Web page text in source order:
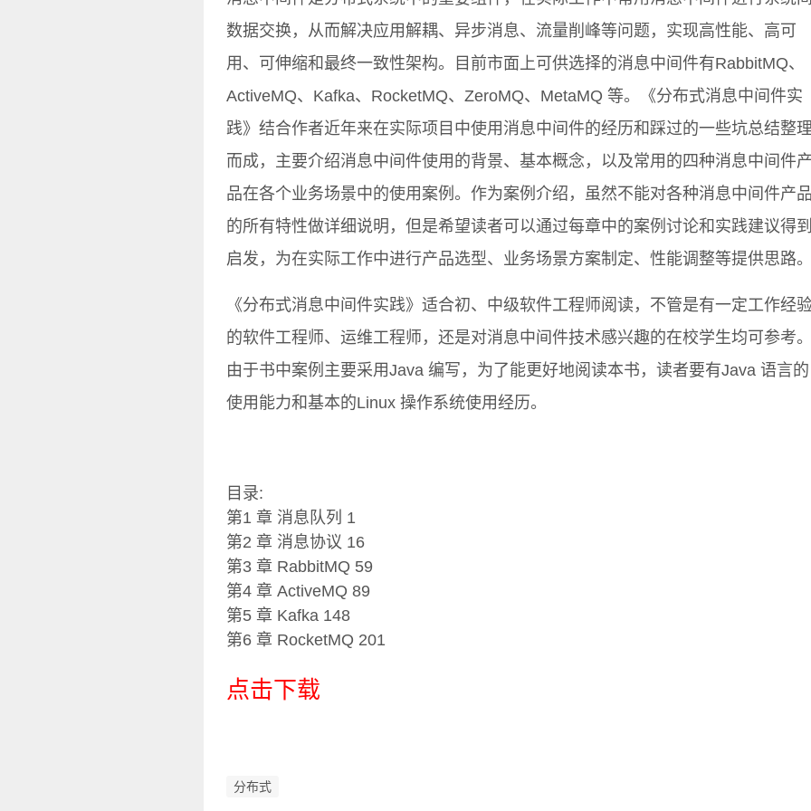
数据交换，从而解决应用解耦、异步消息、流量削峰等问题，实现高性能、高可
用、可伸缩和最终一致性架构。目前市面上可供选择的消息中间件有RabbitMQ、
ActiveMQ、Kafka、RocketMQ、ZeroMQ、MetaMQ 等。《分布式消息中间件实
践》结合作者近年来在实际项目中使用消息中间件的经历和踩过的一些坑总结整理
而成，主要介绍消息中间件使用的背景、基本概念，以及常用的四种消息中间件产
品在各个业务场景中的使用案例。作为案例介绍，虽然不能对各种消息中间件产品
的所有特性做详细说明，但是希望读者可以通过每章中的案例讨论和实践建议得到
启发，为在实际工作中进行产品选型、业务场景方案制定、性能调整等提供思路。
《分布式消息中间件实践》适合初、中级软件工程师阅读，不管是有一定工作经
的软件工程师、运维工程师，还是对消息中间件技术感兴趣的在校学生均可参考。
由于书中案例主要采用Java 编写，为了能更好地阅读本书，读者要有Java 语言的
使用能力和基本的Linux 操作系统使用经历。
目录:
第1 章 消息队列 1
第2 章 消息协议 16
第3 章 RabbitMQ 59
第4 章 ActiveMQ 89
第5 章 Kafka 148
第6 章 RocketMQ 201
点击下载
分布式